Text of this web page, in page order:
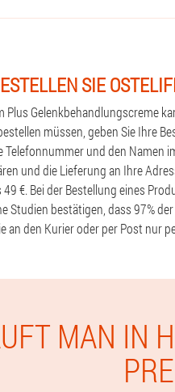
SIE
Plus Gelenkbehandlungscreme
müssen, geben Sie Ihre
Telefonnummer und den Namen
und die Lieferung an Ihre
€. Bei der Bestellung eines
Studien bestätigen, dass 97%
an den Kurier oder per Post nur
MAN IN